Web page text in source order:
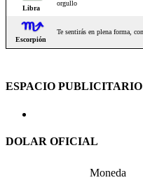
ESPACIO PUBLICITARIO
DOLAR OFICIAL
Moneda